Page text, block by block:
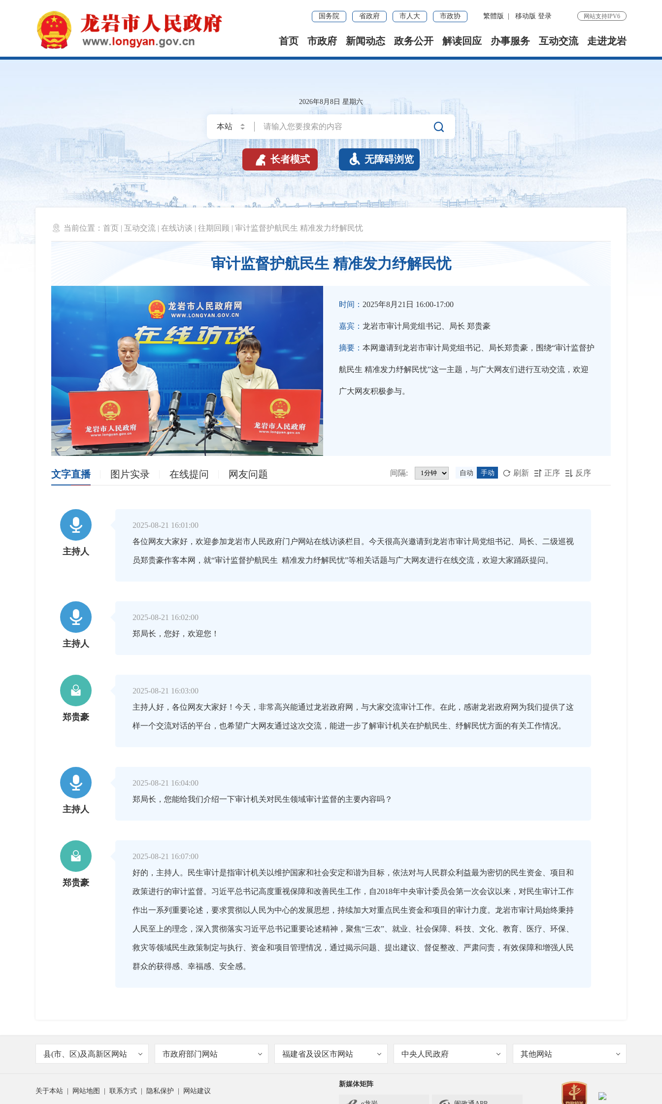
国务院 省政府 市人大 市政协 繁體版 移动版 登录 网站支持IPV6
首页 市政府 新闻动态 政务公开 解读回应 办事服务 互动交流 走进龙岩
2026年8月8日 星期六

 长者模式  无障碍浏览
 当前位置： 首页 | 互动交流 | 在线访谈 | 往期回顾 | 审计监督护航民生 精准发力纾解民忧
审计监督护航民生 精准发力纾解民忧
时间： 2025年8月21日 16:00-17:00
嘉宾： 龙岩市审计局党组书记、局长 郑贵豪
摘要： 本网邀请到龙岩市审计局党组书记、局长郑贵豪，围绕“审计监督护
航民生 精准发力纾解民忧”这一主题，与广大网友们进行互动交流，欢迎
广大网友积极参与。
文字直播 图片实录 在线提问 网友问题 间隔: 自动 手动  刷新  正序  反序

主持人
2025-08-21 16:01:00
各位网友大家好，欢迎参加龙岩市人民政府门户网站在线访谈栏目。今天很高兴邀请到龙岩市审计局党组书记、局长、二级巡视
员郑贵豪作客本网，就“审计监督护航民生 精准发力纾解民忧”等相关话题与广大网友进行在线交流，欢迎大家踊跃提问。

主持人
2025-08-21 16:02:00
郑局长，您好，欢迎您！

郑贵豪
2025-08-21 16:03:00
主持人好，各位网友大家好！今天，非常高兴能通过龙岩政府网，与大家交流审计工作。在此，感谢龙岩政府网为我们提供了这
样一个交流对话的平台，也希望广大网友通过这次交流，能进一步了解审计机关在护航民生、纾解民忧方面的有关工作情况。

主持人
2025-08-21 16:04:00
郑局长，您能给我们介绍一下审计机关对民生领域审计监督的主要内容吗？

郑贵豪
2025-08-21 16:07:00
好的，主持人。民生审计是指审计机关以维护国家和社会安定和谐为目标，依法对与人民群众利益最为密切的民生资金、项目和
政策进行的审计监督。习近平总书记高度重视保障和改善民生工作，自2018年中央审计委员会第一次会议以来，对民生审计工作
作出一系列重要论述，要求贯彻以人民为中心的发展思想，持续加大对重点民生资金和项目的审计力度。龙岩市审计局始终秉持
人民至上的理念，深入贯彻落实习近平总书记重要论述精神，聚焦“三农”、就业、社会保障、科技、文化、教育、医疗、环保、
救灾等领域民生政策制定与执行、资金和项目管理情况，通过揭示问题、提出建议、督促整改、严肃问责，有效保障和增强人民
群众的获得感、幸福感、安全感。
主持人
 2025-08-21 16:10:00
县(市、区)及高新区网站 市政府部门网站 福建省及设区市网站 中央人民政府 其他网站
关于本站 网站地图 联系方式 隐私保护 网站建议
新媒体矩阵